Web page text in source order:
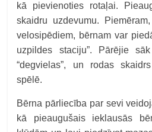
kā pievienoties rotaļai.
skaidru uzdevumu.
velosipēdiem, bērnam var
uzpildes staciju”. Pārējie
“degvielas”, un rodas
spēlē.
Bērna pārliecība par sevi
kā pieaugušais ieklausās